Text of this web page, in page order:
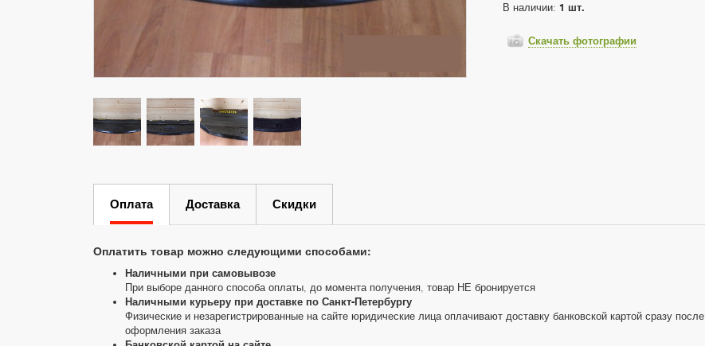
В наличии: 1 шт.
Скачать фотографии
Оплата Доставка Скидки
Оплатить товар можно следующими способами:
Наличными при самовывозе
При выборе данного способа оплаты, до момента получения, товар НЕ бронируется
Наличными курьеру при доставке по Санкт-Петербургу
Физические и незарегистрированные на сайте юридические лица оплачивают доставку банковской картой сразу после
оформления заказа